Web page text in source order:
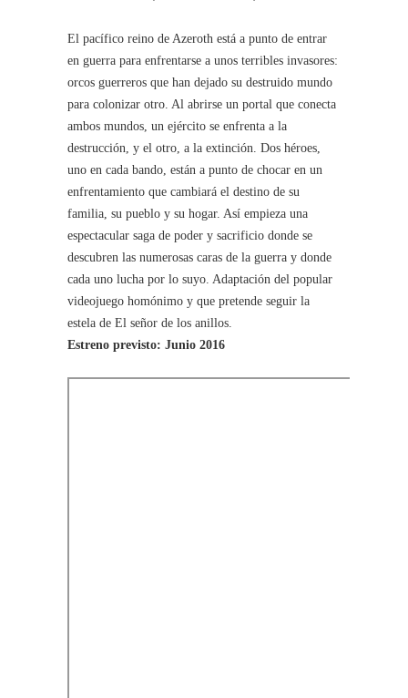
El pacífico reino de Azeroth está a punto de entrar
en guerra para enfrentarse a unos terribles invasores:
orcos guerreros que han dejado su destruido mundo
para colonizar otro. Al abrirse un portal que conecta
ambos mundos, un ejército se enfrenta a la
destrucción, y el otro, a la extinción. Dos héroes,
uno en cada bando, están a punto de chocar en un
enfrentamiento que cambiará el destino de su
familia, su pueblo y su hogar. Así empieza una
espectacular saga de poder y sacrificio donde se
descubren las numerosas caras de la guerra y donde
cada uno lucha por lo suyo. Adaptación del popular
videojuego homónimo y que pretende seguir la
estela de El señor de los anillos.
Estreno previsto: Junio 2016